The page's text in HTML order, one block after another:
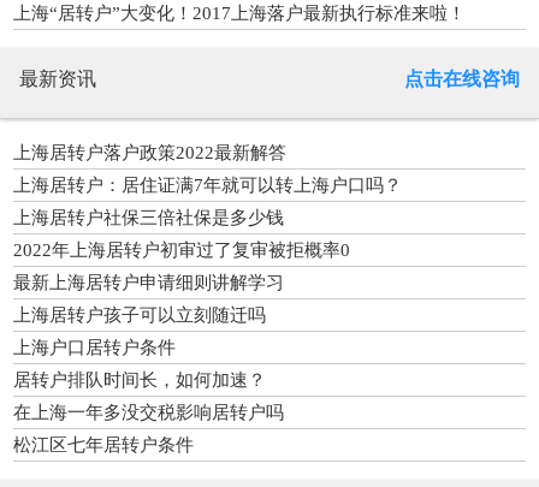
上海“居转户”大变化！2017上海落户最新执行标准来啦！
最新资讯 点击在线咨询
上海居转户落户政策2022最新解答
上海居转户：居住证满7年就可以转上海户口吗？
上海居转户社保三倍社保是多少钱
2022年上海居转户初审过了复审被拒概率0
最新上海居转户申请细则讲解学习
上海居转户孩子可以立刻随迁吗
上海户口居转户条件
居转户排队时间长，如何加速？
在上海一年多没交税影响居转户吗
松江区七年居转户条件